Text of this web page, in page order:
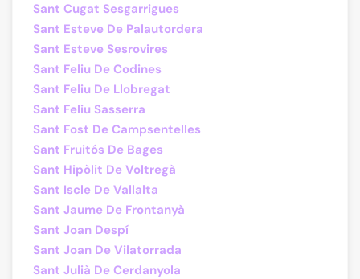
Sant Cugat Sesgarrigues
Sant Esteve De Palautordera
Sant Esteve Sesrovires
Sant Feliu De Codines
Sant Feliu De Llobregat
Sant Feliu Sasserra
Sant Fost De Campsentelles
Sant Fruitós De Bages
Sant Hipòlit De Voltregà
Sant Iscle De Vallalta
Sant Jaume De Frontanyà
Sant Joan Despí
Sant Joan De Vilatorrada
Sant Julià De Cerdanyola